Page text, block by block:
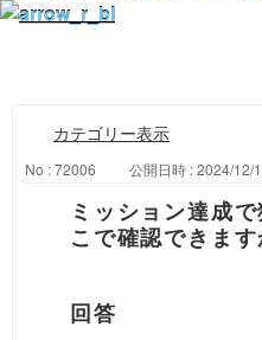
カテゴリー表示
No : 72006 公開日時 : 2024/12/
ミッション達成
こで確認できます